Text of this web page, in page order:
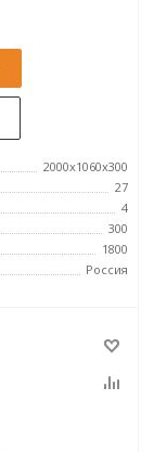
2000х1060х300
27
4
300
1800
Россия